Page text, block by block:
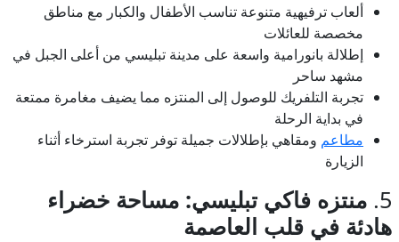
ألعاب ترفيهية متنوعة تناسب الأطفال والكبار مع مناطق
مخصصة للعائلات
إطلالة بانورامية واسعة على مدينة تبليسي من أعلى الجبل في
مشهد ساحر
تجربة التلفريك للوصول إلى المنتزه مما يضيف مغامرة ممتعة
في بداية الرحلة
مطاعم ومقاهي بإطلالات جميلة توفر تجربة استرخاء أثناء
الزيارة
5. منتزه فاكي تبليسي: مساحة خضراء
هادئة في قلب العاصمة